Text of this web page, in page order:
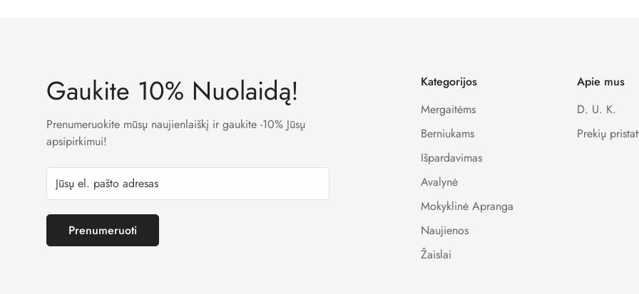
Gaukite 10% Nuolaidą!
Prenumeruokite mūsų naujienlaiškį ir gaukite -10% Jūsų
apsipirkimui!
Prenumeruoti
Kategorijos
Mergaitėms
Berniukams
Išpardavimas
Avalynė
Mokyklinė Apranga
Naujienos
Žaislai
Apie mus
D. U. K.
Prekių